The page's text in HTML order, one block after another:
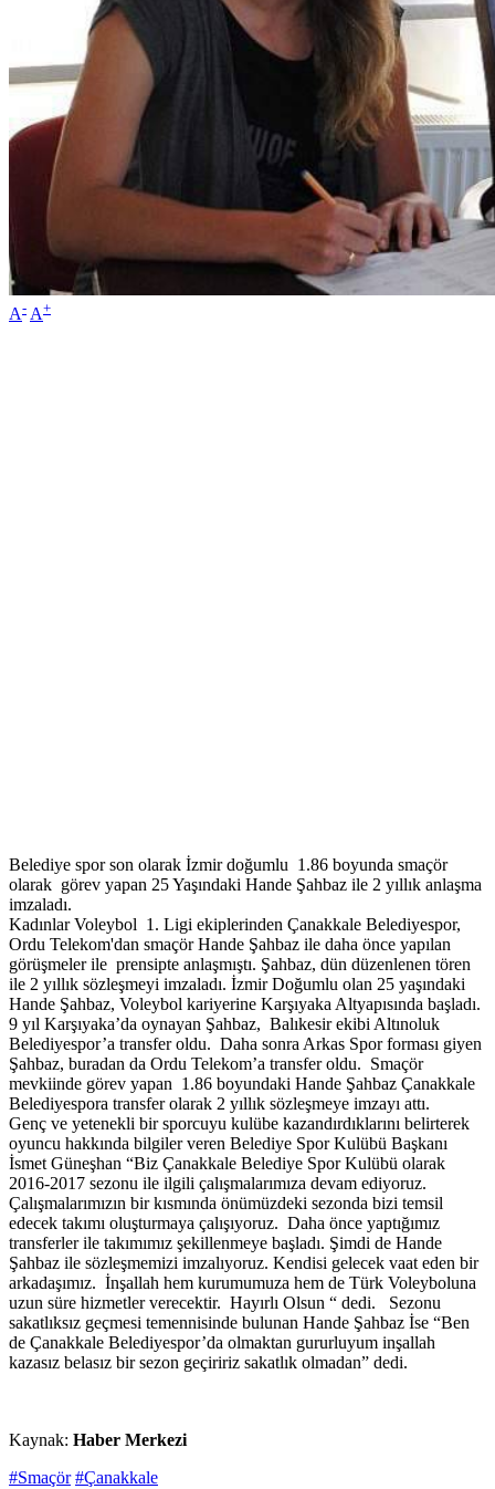
A- A+
Belediye spor son olarak İzmir doğumlu 1.86 boyunda smaçör
olarak görev yapan 25 Yaşındaki Hande Şahbaz ile 2 yıllık anlaşma
imzaladı.
Kadınlar Voleybol 1. Ligi ekiplerinden Çanakkale Belediyespor,
Ordu Telekom'dan smaçör Hande Şahbaz ile daha önce yapılan
görüşmeler ile prensipte anlaşmıştı. Şahbaz, dün düzenlenen tören
ile 2 yıllık sözleşmeyi imzaladı. İzmir Doğumlu olan 25 yaşındaki
Hande Şahbaz, Voleybol kariyerine Karşıyaka Altyapısında başladı.
9 yıl Karşıyaka’da oynayan Şahbaz, Balıkesir ekibi Altınoluk
Belediyespor’a transfer oldu. Daha sonra Arkas Spor forması giyen
Şahbaz, buradan da Ordu Telekom’a transfer oldu. Smaçör
mevkiinde görev yapan 1.86 boyundaki Hande Şahbaz Çanakkale
Belediyespora transfer olarak 2 yıllık sözleşmeye imzayı attı.
Genç ve yetenekli bir sporcuyu kulübe kazandırdıklarını belirterek
oyuncu hakkında bilgiler veren Belediye Spor Kulübü Başkanı
İsmet Güneşhan “Biz Çanakkale Belediye Spor Kulübü olarak
2016-2017 sezonu ile ilgili çalışmalarımıza devam ediyoruz.
Çalışmalarımızın bir kısmında önümüzdeki sezonda bizi temsil
edecek takımı oluşturmaya çalışıyoruz. Daha önce yaptığımız
transferler ile takımımız şekillenmeye başladı. Şimdi de Hande
Şahbaz ile sözleşmemizi imzalıyoruz. Kendisi gelecek vaat eden bir
arkadaşımız. İnşallah hem kurumumuza hem de Türk Voleyboluna
uzun süre hizmetler verecektir. Hayırlı Olsun “ dedi. Sezonu
sakatlıksız geçmesi temennisinde bulunan Hande Şahbaz İse “Ben
de Çanakkale Belediyespor’da olmaktan gururluyum inşallah
kazasız belasız bir sezon geçiririz sakatlık olmadan” dedi.
Kaynak: Haber Merkezi
#Smaçör #Çanakkale